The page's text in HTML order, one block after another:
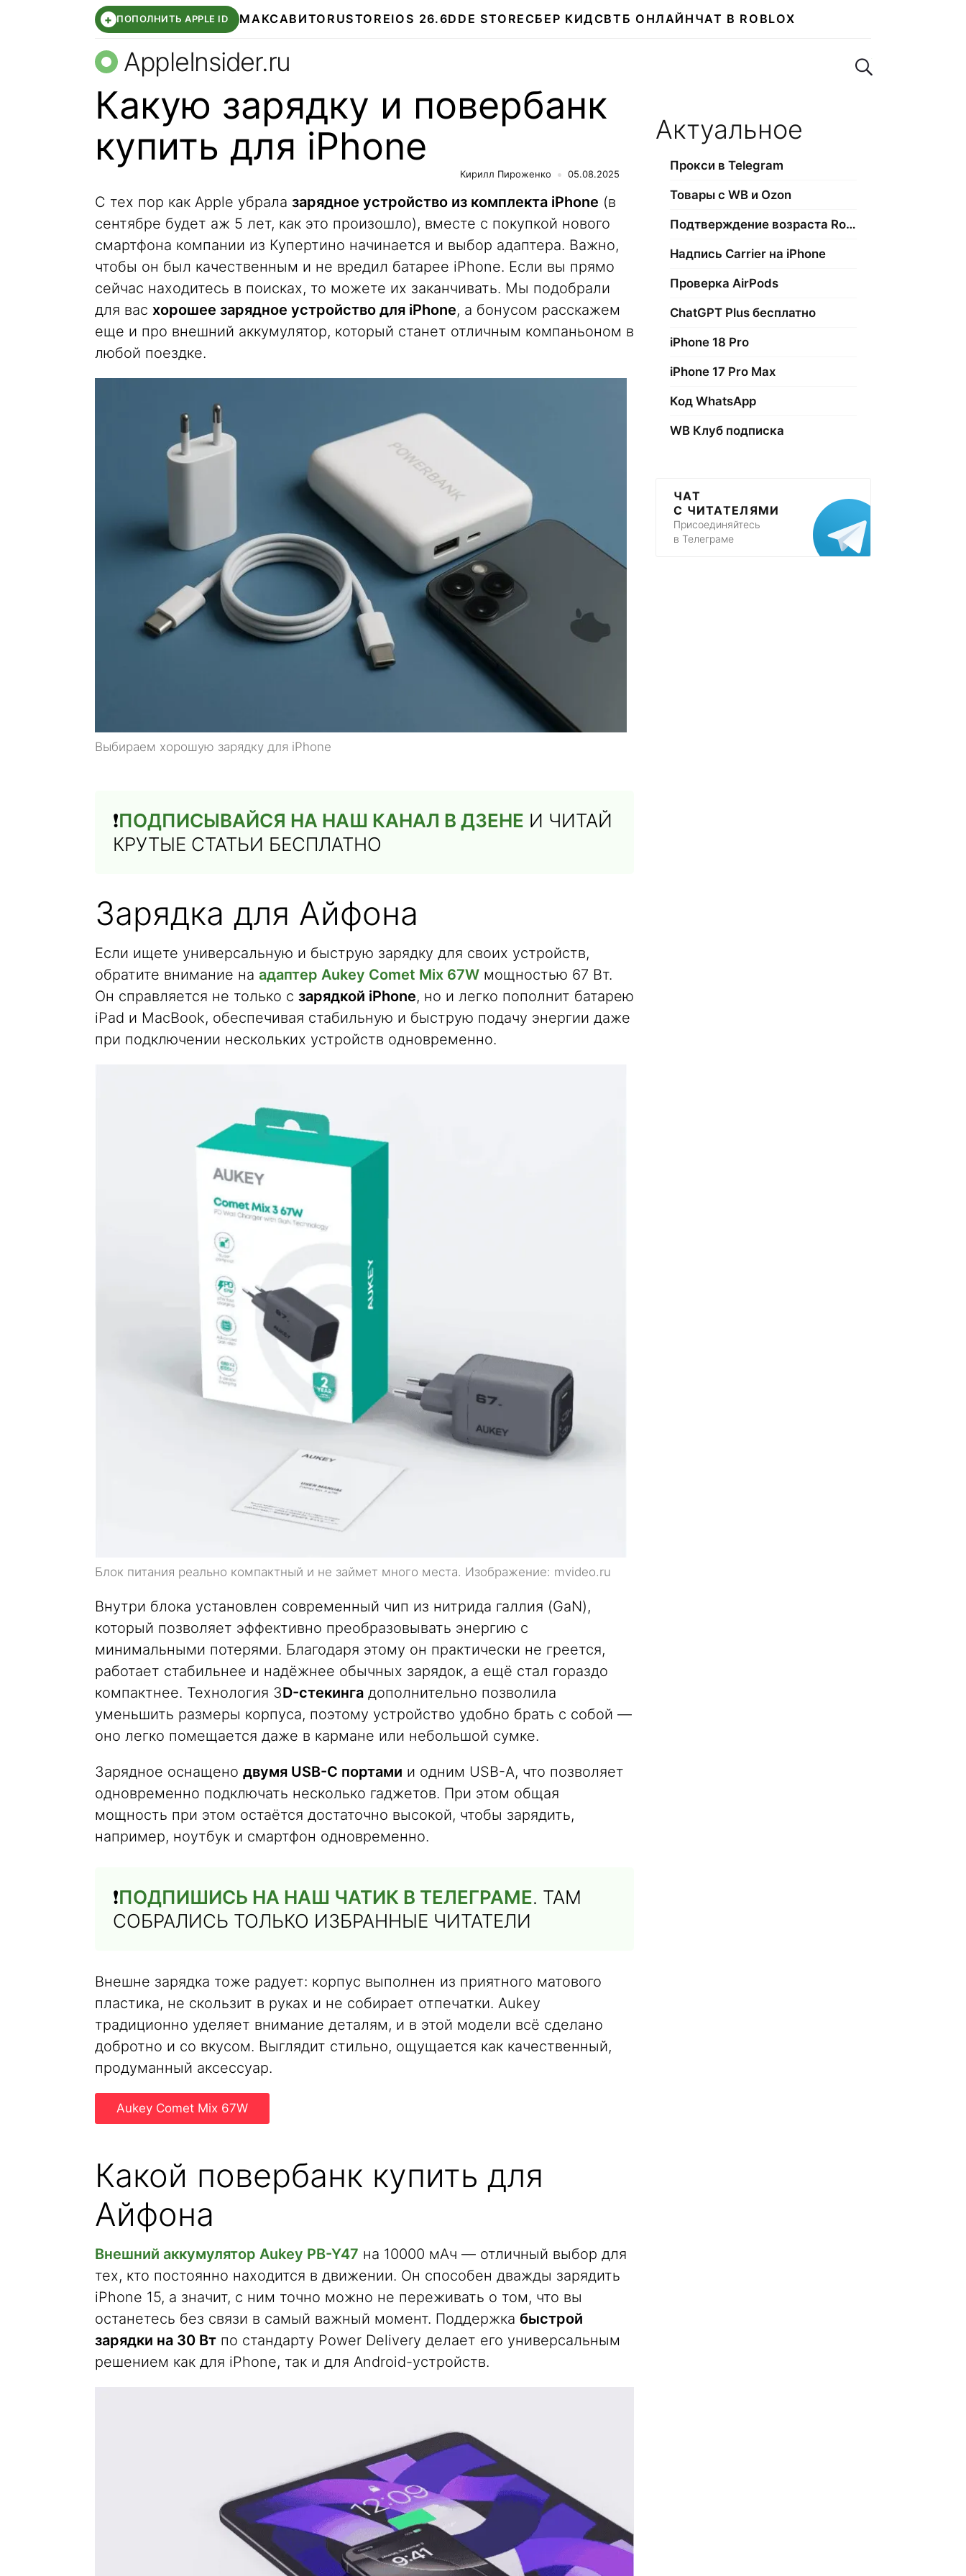
+ ПОПОЛНИТЬ APPLE ID МАКСАВИТО RUSTOREIOS 26.6DDE STORE СБЕР КИДСВТБ ОНЛАЙН ЧАТ В ROBLOX
AppleInsider.ru Поиск по сайту
Какую зарядку и повербанк
купить для iPhone
Кирилл Пироженко 05.08.2025
С тех пор как Apple убрала зарядное устройство из комплекта iPhone (в
сентябре будет аж 5 лет, как это произошло), вместе с покупкой нового
смартфона компании из Купертино начинается и выбор адаптера. Важно,
чтобы он был качественным и не вредил батарее iPhone. Если вы прямо
сейчас находитесь в поисках, то можете их заканчивать. Мы подобрали
для вас хорошее зарядное устройство для iPhone, а бонусом расскажем
еще и про внешний аккумулятор, который станет отличным компаньоном в
любой поездке.
Выбираем хорошую зарядку для iPhone
❗️ПОДПИСЫВАЙСЯ НА НАШ КАНАЛ В ДЗЕНЕ И ЧИТАЙ
КРУТЫЕ СТАТЬИ БЕСПЛАТНО
Зарядка для Айфона
Если ищете универсальную и быструю зарядку для своих устройств,
обратите внимание на адаптер Aukey Comet Mix 67W мощностью 67 Вт.
Он справляется не только с зарядкой iPhone, но и легко пополнит батарею
iPad и MacBook, обеспечивая стабильную и быструю подачу энергии даже
при подключении нескольких устройств одновременно.
Блок питания реально компактный и не займет много места. Изображение: mvideo.ru
Внутри блока установлен современный чип из нитрида галлия (GaN),
который позволяет эффективно преобразовывать энергию с
минимальными потерями. Благодаря этому он практически не греется,
работает стабильнее и надёжнее обычных зарядок, а ещё стал гораздо
компактнее. Технология 3D-стекинга дополнительно позволила
уменьшить размеры корпуса, поэтому устройство удобно брать с собой —
оно легко помещается даже в кармане или небольшой сумке.
Зарядное оснащено двумя USB-C портами и одним USB-A, что позволяет
одновременно подключать несколько гаджетов. При этом общая
мощность при этом остаётся достаточно высокой, чтобы зарядить,
например, ноутбук и смартфон одновременно.
❗️ПОДПИШИСЬ НА НАШ ЧАТИК В ТЕЛЕГРАМЕ. ТАМ
СОБРАЛИСЬ ТОЛЬКО ИЗБРАННЫЕ ЧИТАТЕЛИ
Внешне зарядка тоже радует: корпус выполнен из приятного матового
пластика, не скользит в руках и не собирает отпечатки. Aukey
традиционно уделяет внимание деталям, и в этой модели всё сделано
добротно и со вкусом. Выглядит стильно, ощущается как качественный,
продуманный аксессуар.
Aukey Comet Mix 67W
Какой повербанк купить для
Айфона
Внешний аккумулятор Aukey PB-Y47 на 10000 мАч — отличный выбор для
тех, кто постоянно находится в движении. Он способен дважды зарядить
iPhone 15, а значит, с ним точно можно не переживать о том, что вы
останетесь без связи в самый важный момент. Поддержка быстрой
зарядки на 30 Вт по стандарту Power Delivery делает его универсальным
решением как для iPhone, так и для Android-устройств.
Актуальное
Прокси в Telegram
Товары с WB и Ozon
Подтверждение возраста Roblox
Надпись Carrier на iPhone
Проверка AirPods
ChatGPT Plus бесплатно
iPhone 18 Pro
iPhone 17 Pro Max
Код WhatsApp
WB Клуб подписка
ЧАТ
С ЧИТАТЕЛЯМИ
Присоединяйтесь
в Телеграме